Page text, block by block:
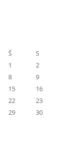
Š
S
1
2
8
9
15
16
22
23
29
30